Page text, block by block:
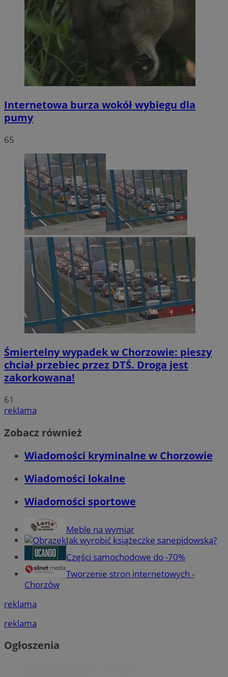
Internetowa burza wokół wybiegu dla
pumy
65
Śmiertelny wypadek w Chorzowie: pieszy
chciał przebiec przez DTŚ. Droga jest
zakorkowana!
61
reklama
Zobacz również
Wiadomości kryminalne w Chorzowie
Wiadomości lokalne
Wiadomości sportowe
Meble na wymiar
Jak wyrobić książeczkę sanepidowską?
Części samochodowe do -70%
Tworzenie stron internetowych -
Chorzów
reklama
reklama
Ogłoszenia